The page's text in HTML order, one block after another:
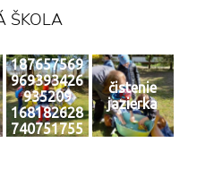
ŠKOLA
187657569
969393426
935209
168182628
740751755
čistenie
jazierka